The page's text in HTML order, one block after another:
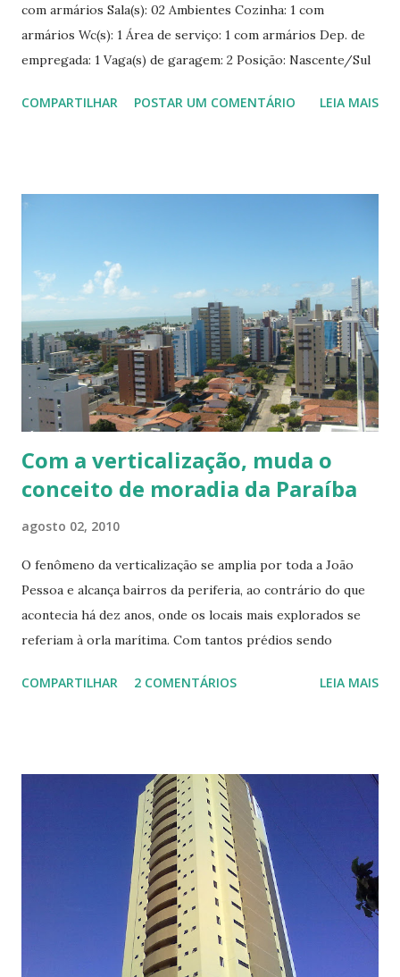
com armários Sala(s): 02 Ambientes Cozinha: 1 com
armários Wc(s): 1 Área de serviço: 1 com armários Dep. de
empregada: 1 Vaga(s) de garagem: 2 Posição: Nascente/Sul
gerais Wc(s) masculino e feminino Sob pilotis Sauna Salão
COMPARTILHAR POSTAR UM COMENTÁRIO LEIA MAIS
Com a verticalização, muda o
conceito de moradia da Paraíba
agosto 02, 2010
O fenômeno da verticalização se amplia por toda a João
Pessoa e alcança bairros da periferia, ao contrário do que
acontecia há dez anos, onde os locais mais explorados se
referiam à orla marítima. Com tantos prédios sendo
infraestrutura dos edifícios e até que ponto eles oferecem
Equipamentos modernos como a tecnologia da energia
solar e gerador de eletricidade já fazem parte do pacote
essencial aos prédios da capital. Além de agregar valor aos
novos empreendimentos, construídos a todo vapor nas
mais variadas regiões do Estado, os itens enchem os olhos
dos moradores mais exigentes. Cada vez mais, os edifícios
contam com ferramentas de segurança, como portaria
automatizada com controle 24 horas, cerca elétrica,
COMPARTILHAR 2 COMENTÁRIOS LEIA MAIS